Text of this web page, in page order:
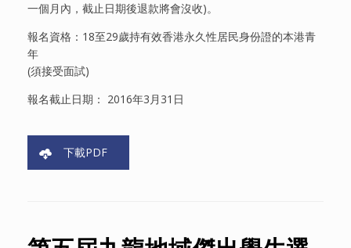
一個月內，截止日期後退款將會沒收)。
報名資格：18至29歲持有效香港永久性居民身份證的本港青
年
(須接受面試)
報名截止日期： 2016年3月31日
下載PDF